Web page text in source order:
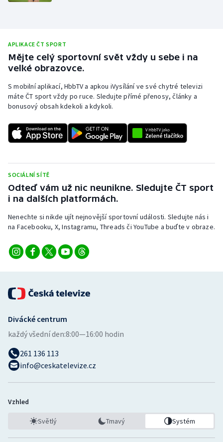
Plavání
Plážový volejbal
Ragby
Rychlobruslení
Short track
Sportovní střelba
Stolní tenis
Triatlon
Veslování
Vodní slalom
Volejbal
APLIKACE ČT SPORT
Mějte celý sportovní svět vždy u sebe i na
velké obrazovce.
S mobilní aplikací, HbbTV a apkou iVysílání ve své chytré televizi
máte ČT sport vždy po ruce. Sledujte přímé přenosy, články a
bonusový obsah kdekoli a kdykoli.
SOCIÁLNÍ SÍTĚ
Odteď vám už nic neunikne. Sledujte ČT sport
i na dalších platformách.
Nenechte si nikde ujít nejnovější sportovní události. Sledujte nás i
na Facebooku, X, Instagramu, Threads či YouTube a buďte v obraze.
Divácké centrum
každý všední den:8:00—16:00 hodin
261 136 113
info@ceskatelevize.cz
Vzhled
Světlý Tmavý Systém